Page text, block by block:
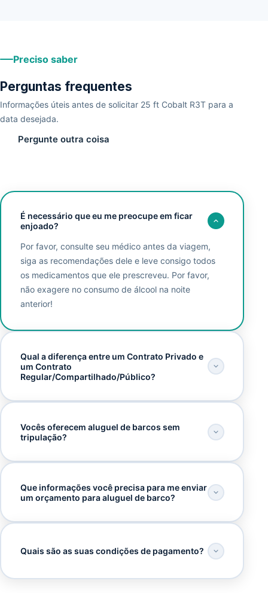
Preciso saber
Perguntas frequentes
Informações úteis antes de solicitar 25 ft Cobalt R3T para a
data desejada.
Pergunte outra coisa
É necessário que eu me preocupe em ficar
enjoado?
Por favor, consulte seu médico antes da viagem,
siga as recomendações dele e leve consigo todos
os medicamentos que ele prescreveu. Por favor,
não exagere no consumo de álcool na noite
anterior!
Qual a diferença entre um Contrato Privado e
um Contrato
Regular/Compartilhado/Público?
Vocês oferecem aluguel de barcos sem
tripulação?
Que informações você precisa para me enviar
um orçamento para aluguel de barco?
Quais são as suas condições de pagamento?